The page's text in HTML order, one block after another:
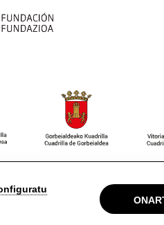
Oharra Pribatutasun politika